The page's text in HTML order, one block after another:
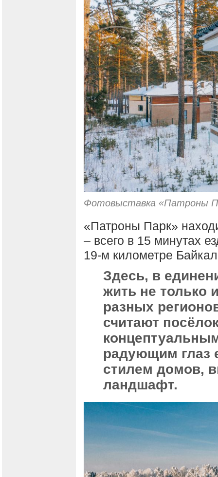
Фотовыставка «Патроны
«Патроны Парк»
– всего в 15 минутах
19-м километре
Здесь, в
жить не только
разных
считают
радующим глаз
стилем домов,
ландшафт.